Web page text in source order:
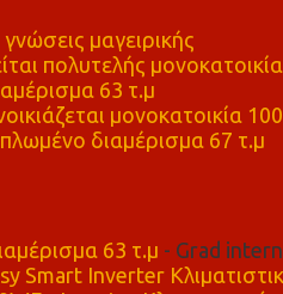
μαγειρικής
πολυτελής
63 τ.μ
μονοκατοικία
διαμέρισμα 67 τ.μ
63 τ.μ - Grad
Smart Inverter